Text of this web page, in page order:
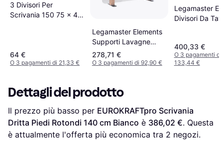
3 Divisori Per
Scrivania 150 75 x 40
64 €
O 3 pagamenti di 21,33 €
Legamaster Elements
Supporti Lavagne
Divisorie Da Tavolo
278,71 €
O 3 pagamenti di 92,90 €
Legamaster
Divisori Da
400,33 €
O 3 pagamenti di
133,44 €
Dettagli del prodotto
Il prezzo più basso per EUROKRAFTpro Scrivania
Dritta Piedi Rotondi 140 cm Bianco è 386,02 €. Questa
è attualmente l'offerta più economica tra 2 negozi.